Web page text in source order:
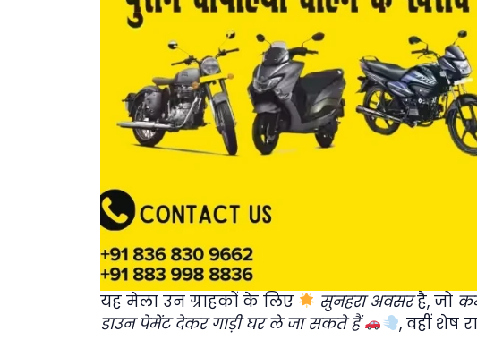
यह मेला उन ग्राहकों के लिए सुनहरा अवसरहै, जो
डाउन पेमेंट देकर गाड़ी घर ले जा सकते हैं
, वहीं शेष